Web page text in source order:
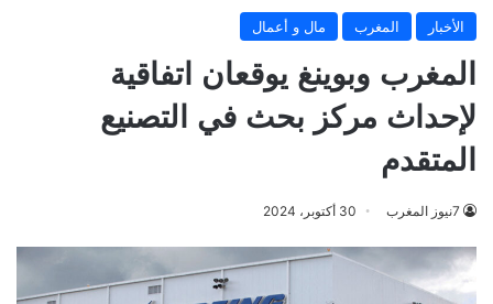
الأخبار المغرب مال و أعمال
المغرب وبوينغ يوقعان اتفاقية
لإحداث مركز بحث في التصنيع
المتقدم
7نيوز المغرب 30 أكتوبر، 2024